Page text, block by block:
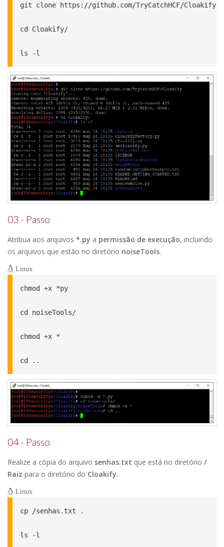
git clone https://github.com/TryCatchHCF/Cloakify
cd Cloakify/
ls -l
03 - Passo
Atribua aos arquivos *.py a permissão de execução, incluindo
os arquivos que estão no diretório noiseTools.
Linux
chmod +x *py
cd noiseTools/
chmod +x *
cd ..
04 - Passo
Realize a cópia do arquivo senhas.txt que está no diretório /
Raiz para o diretório do Cloakify.
Linux
cp /senhas.txt .
ls -l